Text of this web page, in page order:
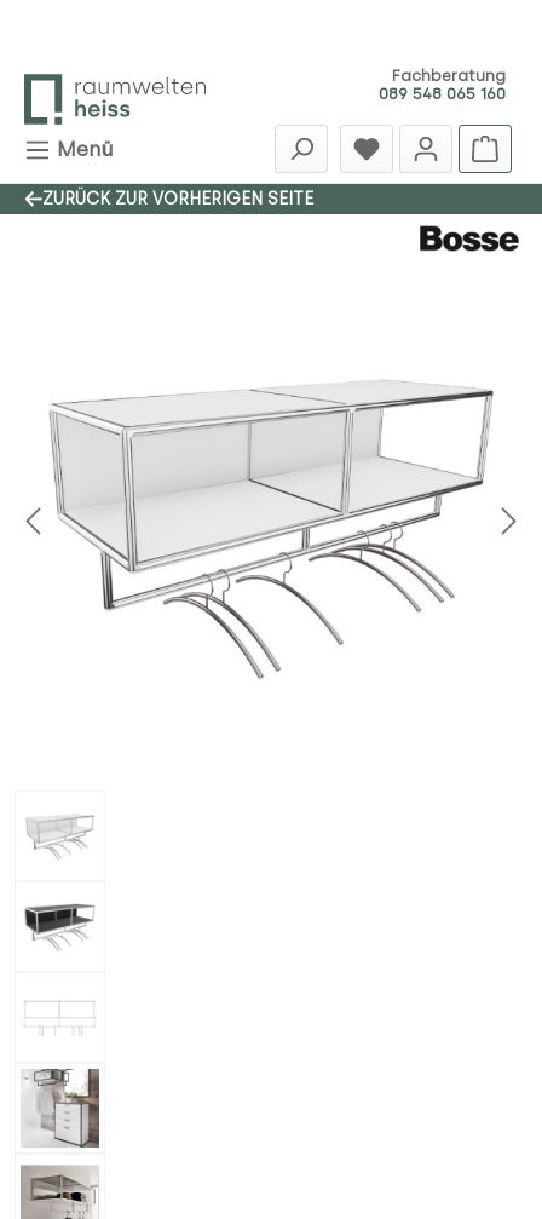
Fachberatung
089 548 065 160
Menü
ZURÜCK ZUR VORHERIGEN SEITE